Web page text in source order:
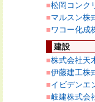
■松岡コンク
■マルスン株
■ワコー化成
建設
■株式会社天
■伊藤建工株
■イビデンエ
■岐建株式会